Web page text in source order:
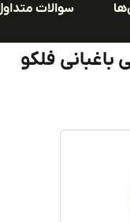
سوالات
فلکو